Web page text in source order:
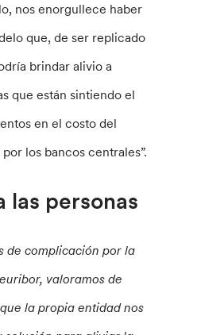
nos enorgullece haber
que, de ser replicado
brindar alivio a
que están sintiendo el
en el costo del
los bancos centrales”.
las personas
de complicación por la
valoramos de
la propia entidad nos